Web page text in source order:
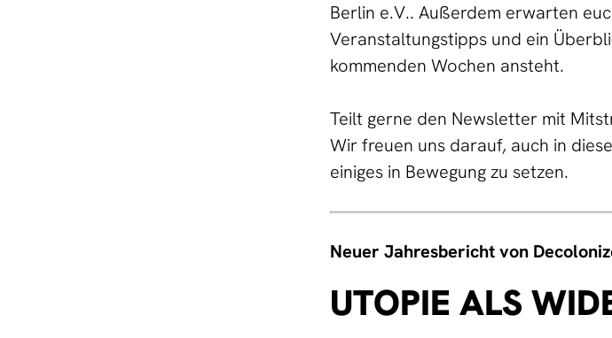
Berlin e.V.. Außerdem erwarten
Veranstaltungstipps und ein
kommenden Wochen ansteht.
Teilt gerne den Newsletter mit
Wir freuen uns darauf, auch in
einiges in Bewegung zu setzen.
Neuer Jahresbericht von
UTOPIE ALS